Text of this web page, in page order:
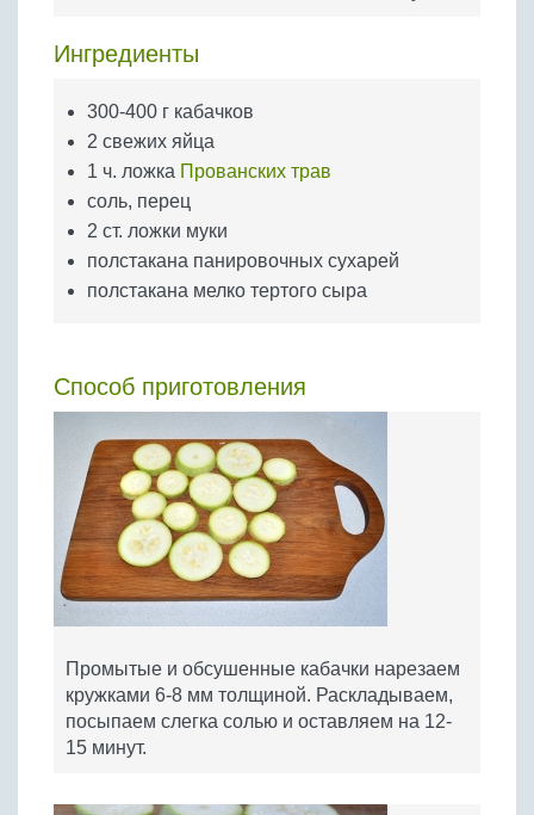
Яйца
Ингредиенты
300-400 г кабачков
2 свежих яйца
1 ч. ложка Прованских трав
соль, перец
2 ст. ложки муки
полстакана панировочных сухарей
полстакана мелко тертого сыра
Способ приготовления
Промытые и обсушенные кабачки нарезаем
кружками 6-8 мм толщиной. Раскладываем,
посыпаем слегка солью и оставляем на 12-
15 минут.